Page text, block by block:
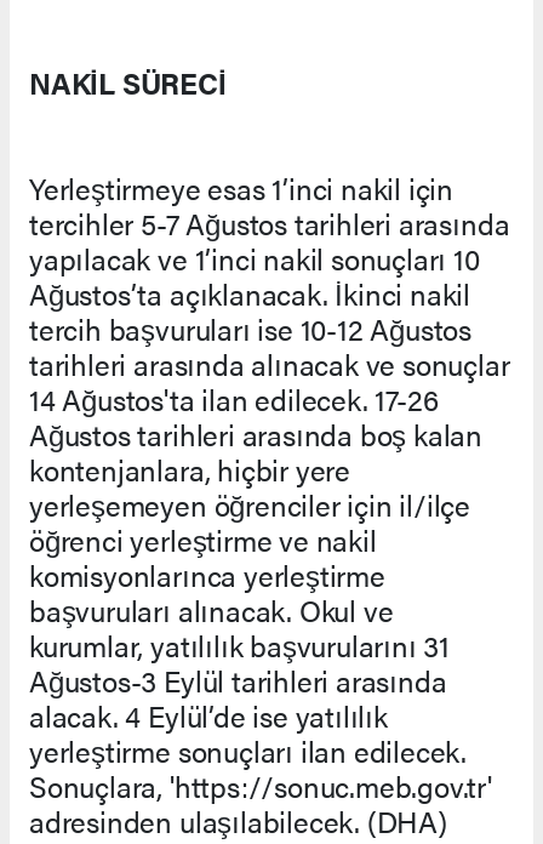
NAKİL SÜRECİ
Yerleştirmeye esas 1’inci nakil için
tercihler 5-7 Ağustos tarihleri arasında
yapılacak ve 1’inci nakil sonuçları 10
Ağustos’ta açıklanacak. İkinci nakil
tercih başvuruları ise 10-12 Ağustos
tarihleri arasında alınacak ve sonuçlar
14 Ağustos'ta ilan edilecek. 17-26
Ağustos tarihleri arasında boş kalan
kontenjanlara, hiçbir yere
yerleşemeyen öğrenciler için il/ilçe
öğrenci yerleştirme ve nakil
komisyonlarınca yerleştirme
başvuruları alınacak. Okul ve
kurumlar, yatılılık başvurularını 31
Ağustos-3 Eylül tarihleri arasında
alacak. 4 Eylül’de ise yatılılık
yerleştirme sonuçları ilan edilecek.
Sonuçlara, 'https://sonuc.meb.gov.tr'
adresinden ulaşılabilecek. (DHA)